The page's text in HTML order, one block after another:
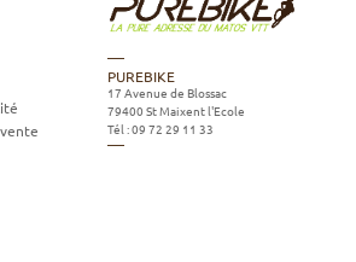
PUREBIKE
17 Avenue de Blossac
79400 St Maixent l'Ecole
Tél :09 72 29 11 33